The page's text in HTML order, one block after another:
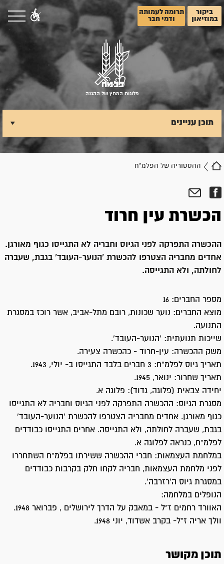
ביקור
במוזיאון
תרומה לעמותה
ודמי חבר
פלוגות המחץ של ההגנה
ההסטוריה של הפלמ"ח
תוכן עניינים
הכשרת עין חרוד
ההכשרה התפרקה לפני הגיוס וחבריה לא התגייסו כגוף מאורגן.
אחדים מחבריה הצטרפו להכשרת ‘הנוער-העובד’ בגבת, שעברה
לחולתה, ולא התגייסה.
מספר החברים: 16
מוצא החברים: נוער שכונות, רובם מתל-אביב, אשר רוכז במסגרת
התנועה.
שייכות תנועתית: ‘הנוער-העובד’.
משק ההכשרה: עין-חרוד - כהכשרה צעירה.
תאריך גיוס לפלמ"ח: 3 חברים בלבד התגייסו ב- יולי, 1943.
תאריך שחרור: ינואר, 1945.
יחידה צבאית (פלוגה, גדוד): פלוגה א.
מסגרת הגיוס: ההכשרה התפרקה לפני הגיוס וחבריה לא התגייסו
כגוף מאורגן. אחדים מחבריה הצטרפו להכשרת ‘הנוער-העובד’
בגבת, שעברה לחולתה, ולא התגייסה. אחרים התגייסו כבודדים
לפלמ"ח, כנראה לפלוגה א.
במלחמת העצמאות: חברי ההכשרה ששירתו בפלמ"ח השתחררו
לפני מלחמת העצמאות, חבריה לקחו חלק בקרבות כבודדים
במסגרת גיוס ה'רזרבה'.
הנופלים במלחמה:
האוורד רחמים ז"ל - במאבק על הדרך לירושלים , פברואר 1948.
וולך אריה ז"ל- בקרב אשדוד, יוני 1948.
תוכן מקושר